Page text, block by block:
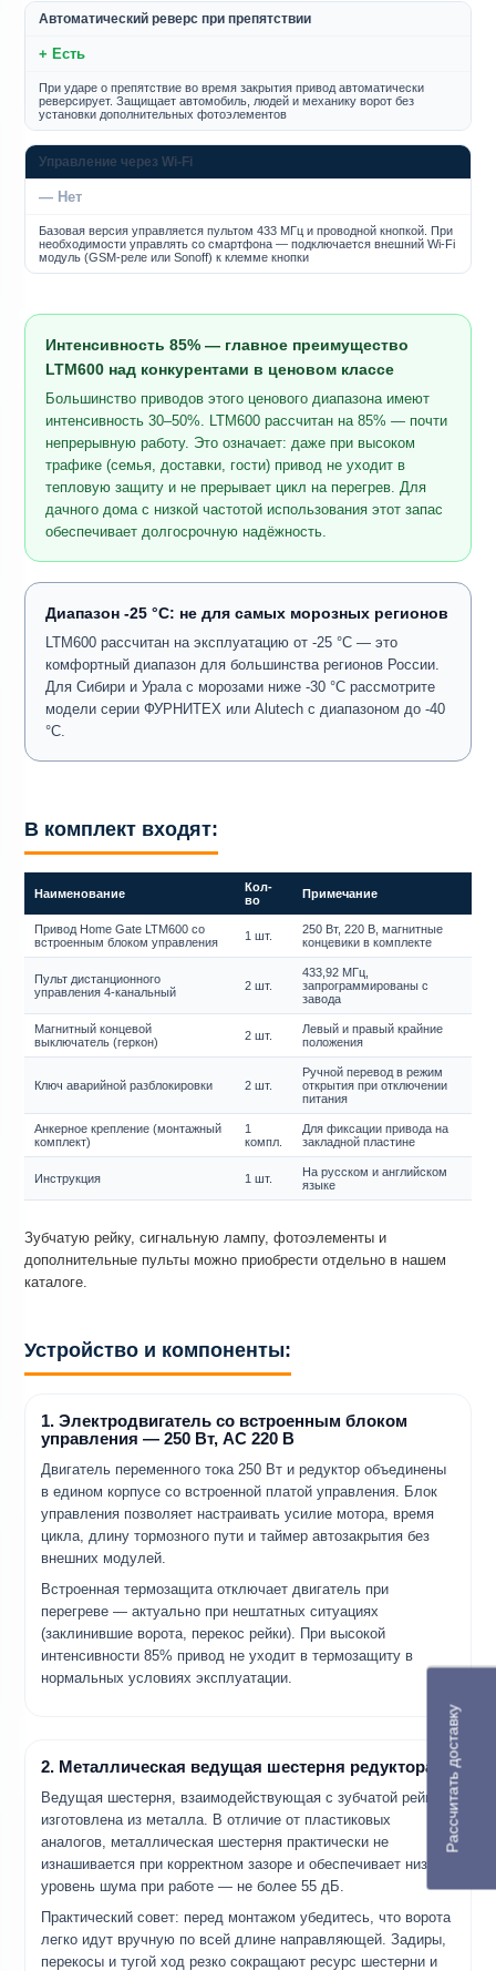
Автоматический реверс при препятствии
+ Есть
При ударе о препятствие во время закрытия привод автоматически
реверсирует. Защищает автомобиль, людей и механику ворот без
установки дополнительных фотоэлементов
Управление через Wi-Fi
— Нет
Базовая версия управляется пультом 433 МГц и проводной кнопкой. При
необходимости управлять со смартфона — подключается внешний Wi-Fi
модуль (GSM-реле или Sonoff) к клемме кнопки
Интенсивность 85% — главное преимущество
LTM600 над конкурентами в ценовом классе
Большинство приводов этого ценового диапазона имеют
интенсивность 30–50%. LTM600 рассчитан на 85% — почти
непрерывную работу. Это означает: даже при высоком
трафике (семья, доставки, гости) привод не уходит в
тепловую защиту и не прерывает цикл на перегрев. Для
дачного дома с низкой частотой использования этот запас
обеспечивает долгосрочную надёжность.
Диапазон -25 °C: не для самых морозных регионов
LTM600 рассчитан на эксплуатацию от -25 °C — это
комфортный диапазон для большинства регионов России.
Для Сибири и Урала с морозами ниже -30 °C рассмотрите
модели серии ФУРНИТЕХ или Alutech с диапазоном до -40
°C.
В комплект входят:
Наименование
Кол-
во
Примечание
Привод Home Gate LTM600 со
встроенным блоком управления
1 шт.
250 Вт, 220 В, магнитные
концевики в комплекте
Пульт дистанционного
управления 4-канальный
2 шт.
433,92 МГц,
запрограммированы с
завода
Магнитный концевой
выключатель (геркон)
2 шт.
Левый и правый крайние
положения
Ключ аварийной разблокировки 2 шт.
Ручной перевод в режим
открытия при отключении
питания
Анкерное крепление (монтажный
комплект)
1
компл.
Для фиксации привода на
закладной пластине
Инструкция 1 шт.
На русском и английском
языке
Зубчатую рейку, сигнальную лампу, фотоэлементы и
дополнительные пульты можно приобрести отдельно в нашем
каталоге.
Устройство и компоненты:
1. Электродвигатель со встроенным блоком
управления — 250 Вт, AC 220 В
Двигатель переменного тока 250 Вт и редуктор объединены
в едином корпусе со встроенной платой управления. Блок
управления позволяет настраивать усилие мотора, время
цикла, длину тормозного пути и таймер автозакрытия без
внешних модулей.
Встроенная термозащита отключает двигатель при
перегреве — актуально при нештатных ситуациях
(заклинившие ворота, перекос рейки). При высокой
интенсивности 85% привод не уходит в термозащиту в
нормальных условиях эксплуатации.
2. Металлическая ведущая шестерня редуктора
Ведущая шестерня, взаимодействующая с зубчатой рейкой,
изготовлена из металла. В отличие от пластиковых
аналогов, металлическая шестерня практически не
изнашивается при корректном зазоре и обеспечивает низкий
уровень шума при работе — не более 55 дБ.
Практический совет: перед монтажом убедитесь, что ворота
легко идут вручную по всей длине направляющей. Задиры,
перекосы и тугой ход резко сокращают ресурс шестерни и
Рассчитать доставку